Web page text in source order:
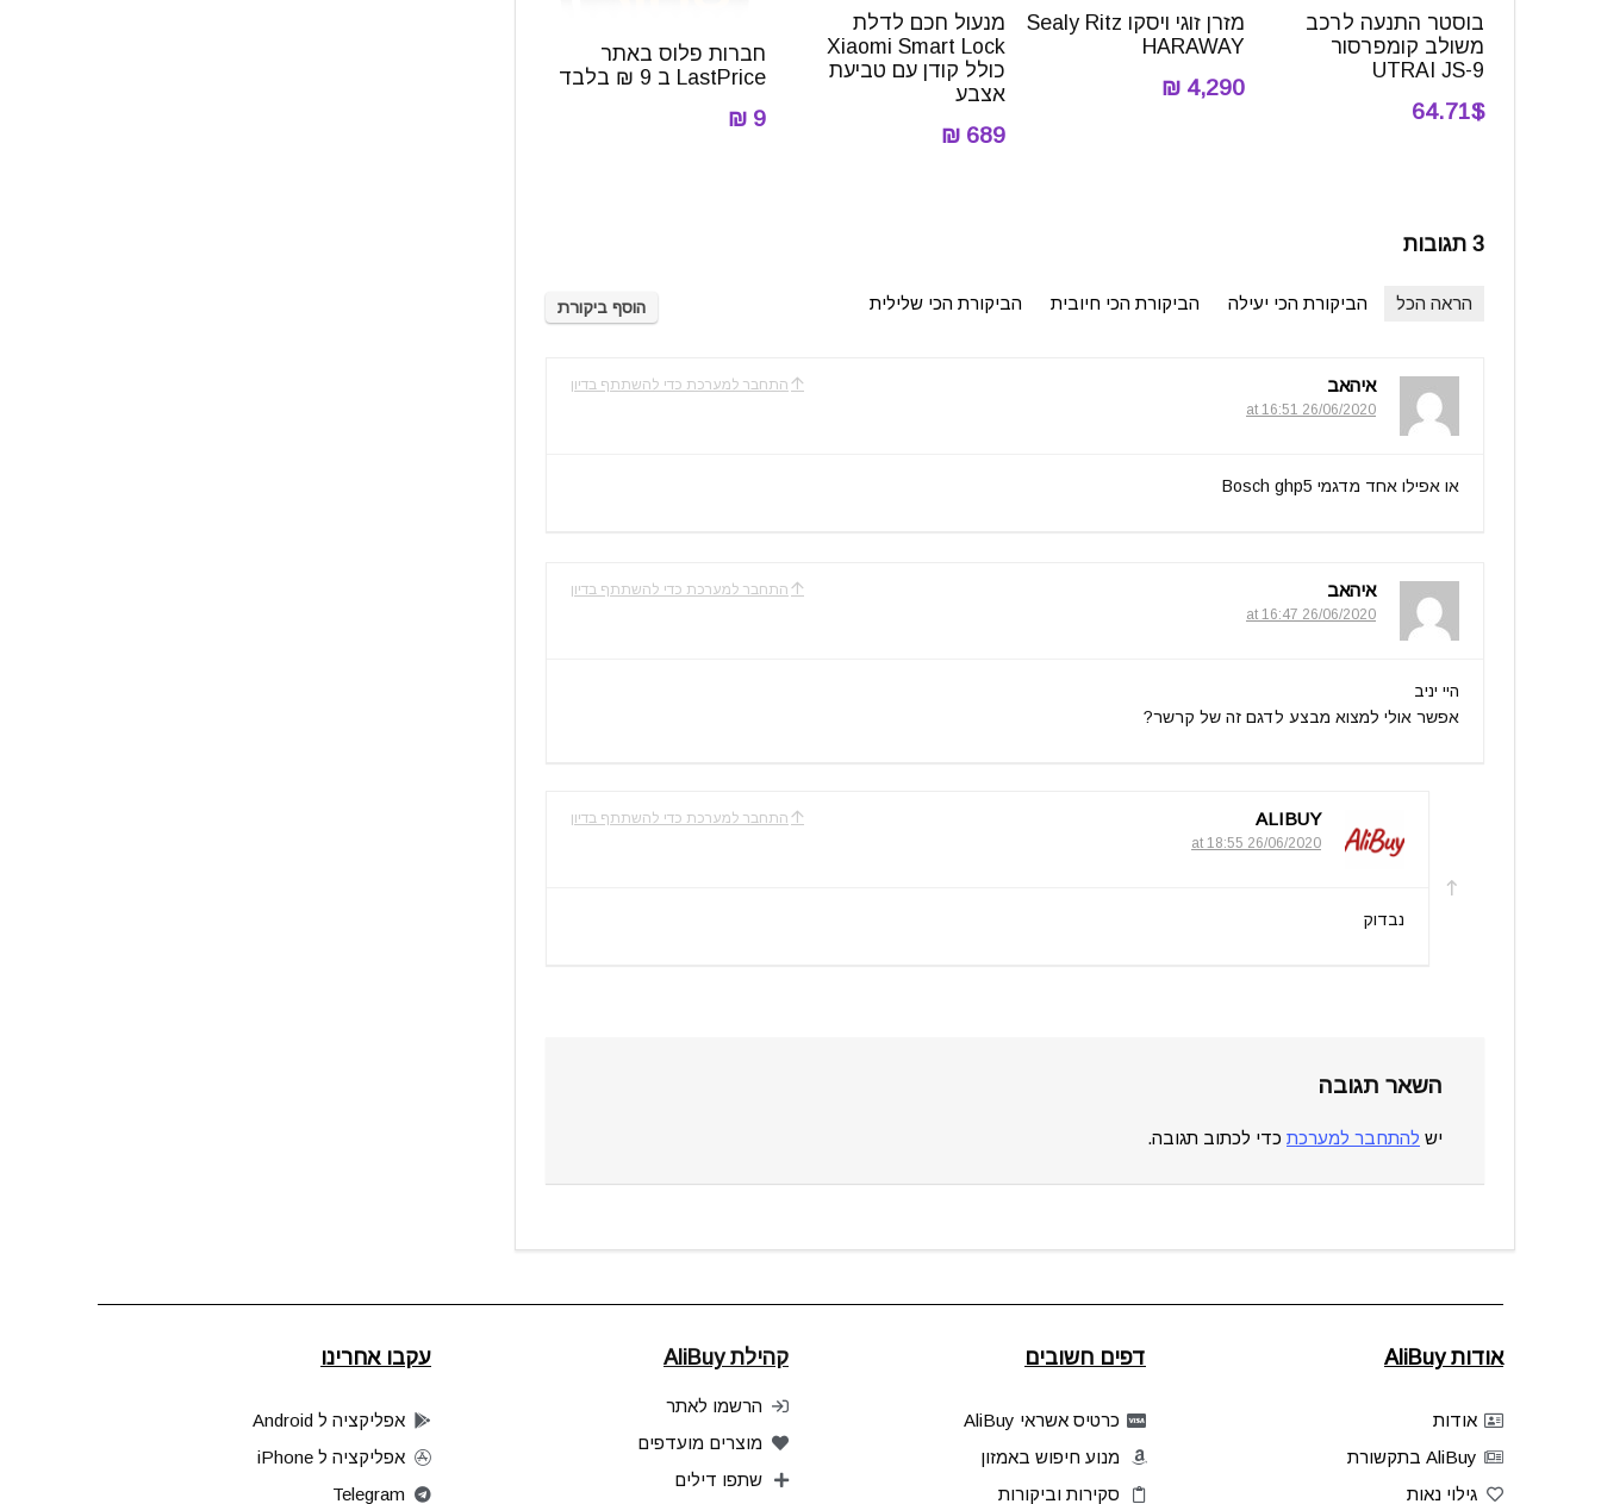
בוסטר התנעה לרכב
משולב קומפרסור
UTRAI JS-9
64.71$
מזרן זוגי ויסקו Sealy Ritz
HARAWAY
4,290 ₪
מנעול חכם לדלת
Xiaomi Smart Lock
כולל קודן עם טביעת
אצבע
689 ₪
חברות פלוס באתר
LastPrice ב 9 ₪ בלבד
9 ₪
3 תגובות
הראה הכל הביקורת הכי יעילה הביקורת הכי חיובית הביקורת הכי שלילית הוסף ביקורת
התחבר למערכת כדי להשתתף בדיון איהאב
26/06/2020 at 16:51
או אפילו אחד מדגמי Bosch ghp5
התחבר למערכת כדי להשתתף בדיון איהאב
26/06/2020 at 16:47
היי יניב
אפשר אולי למצוא מבצע לדגם זה של קרשר?
התחבר למערכת כדי להשתתף בדיון ALIBUY
26/06/2020 at 18:55
נבדוק
השאר תגובה
יש להתחבר למערכת כדי לכתוב תגובה.
אודות AliBuy
אודות
AliBuy בתקשורת
גילוי נאות
דפים חשובים
כרטיס אשראי AliBuy
מנוע חיפוש באמזון
סקירות וביקורות
קהילת AliBuy
הרשמו לאתר
מוצרים מועדפים
שתפו דילים
עקבו אחרינו
אפליקציה ל Android
אפליקציה ל iPhone
Telegram